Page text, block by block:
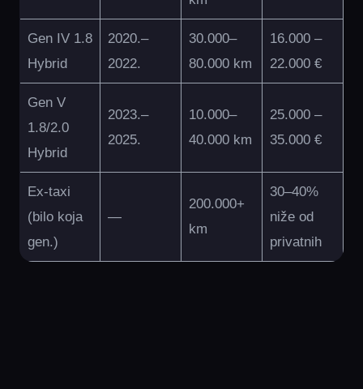
Gen IV 1.8
Hybrid
2020.–
2022.
30.000–
80.000 km
16.000 –
22.000 €
Gen V
1.8/2.0
Hybrid
2023.–
2025.
10.000–
40.000 km
25.000 –
35.000 €
Ex-taxi
(bilo koja
gen.)
—
200.000+
km
30–40%
niže od
privatnih